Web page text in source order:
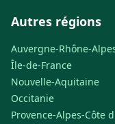
Autres régions
Auvergne-Rhône-
Île-de-France
Nouvelle-Aquitaine
Occitanie
Provence-Alpes-Côte